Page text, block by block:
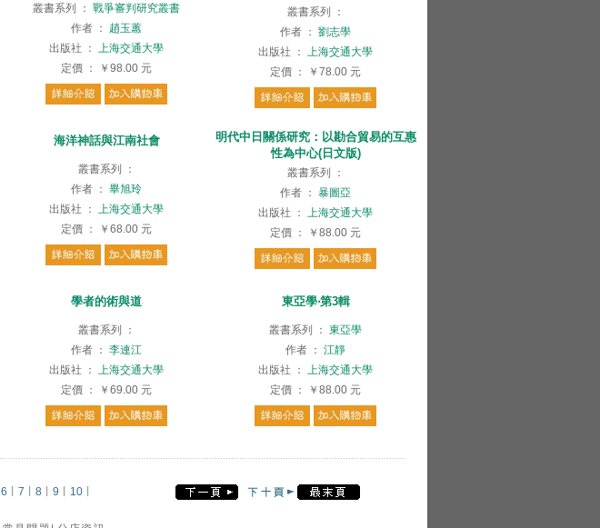
叢書系列 ： 戰爭審判研究叢書
作者 ：
趙玉蕙
出版社
： 上海交通大學
定價 ： ￥98.00 元
叢書系列
：
作者 ： 劉志學
出版社
： 上海交通大學
定價 ： ￥78.00 元
海洋神話與江南社會
叢書系列
：
作者 ： 畢旭玲
出版社
： 上海交通大學
定價 ： ￥68.00 元
明代中日關係研究：以勘合貿易的互惠
性為中心(日文版)
叢書系列
：
作者 ： 暴圖亞
出版社
： 上海交通大學
定價 ： ￥88.00 元
學者的術與道
叢書系列
：
作者 ： 李連江
出版社
： 上海交通大學
定價 ： ￥69.00 元
東亞學‧第3輯
叢書系列 ： 東亞學
作者 ： 江靜
出版社
： 上海交通大學
定價 ： ￥88.00 元
6 7 8 9 10